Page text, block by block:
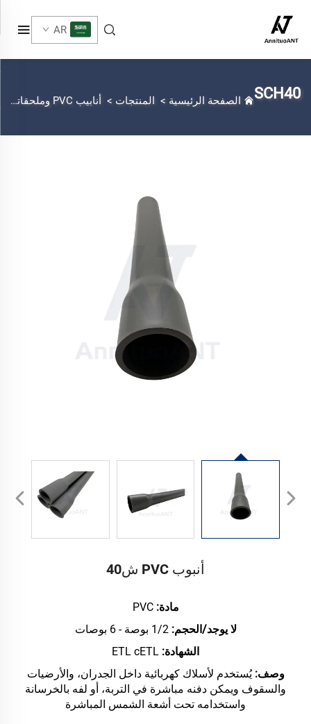
AR
SCH40 الصفحة الرئيسية > المنتجات > أنابيب PVC وملحقاتها
أنبوب PVC ش40
مادة:PVC
لا يوجد/الحجم: 1/2 بوصة - 6 بوصات
الشهادة: ETL cETL
وصف:يُستخدم لأسلاك كهربائية داخل الجدران، والأرضيات
والسقوف ويمكن دفنه مباشرة في التربة، أو لفه بالخرسانة
واستخدامه تحت أشعة الشمس المباشرة